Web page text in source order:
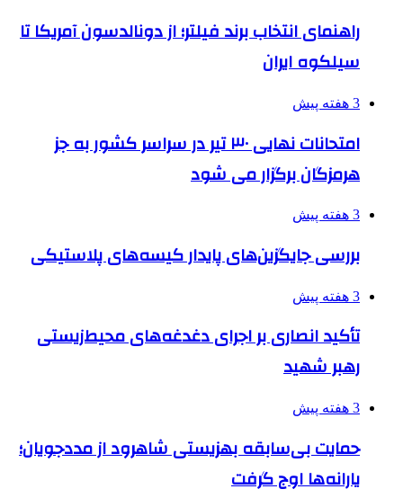
راهنمای انتخاب برند فیلتر؛ از دونالدسون آمریکا تا
سیلکوه ایران
3 هفته پیش
امتحانات نهایی ۳۰ تیر در سراسر کشور به جز
هرمزگان برگزار می شود
3 هفته پیش
بررسی جایگزین‌های پایدار کیسه‌های پلاستیکی
3 هفته پیش
تأکید انصاری بر اجرای دغدغه‌های محیط‌زیستی
رهبر شهید
3 هفته پیش
حمایت بی‌سابقه بهزیستی شاهرود از مددجویان؛
یارانه‌ها اوج گرفت